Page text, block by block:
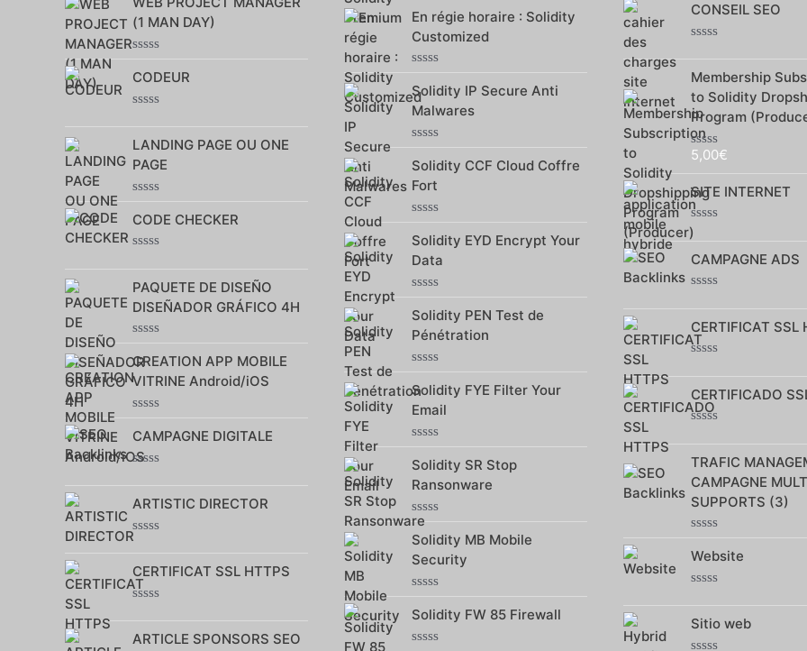
5
(1 MAN DAY)
0
5
CODEUR
sur
5
LANDING PAGE OU ONE
PAGE
0
5
CODE CHECKER
sur
5
PAQUETE DE DISEÑO
DISEÑADOR GRÁFICO 4H
0
sur
5
CREATION APP MOBILE
VITRINE Android/iOS
0
sur
5
CAMPAGNE DIGITALE
sur
ARTISTIC DIRECTOR
Note
sur
5
CERTIFICAT SSL HTTPS
sur
ARTICLE SPONSORS SEO
0
sur
5
En régie horaire : Solidity
Customized
0
sur
5
Solidity IP Secure Anti
Malwares
0
sur
5
Solidity CCF Cloud Coffre
Fort
0
sur
5
Solidity EYD Encrypt Your
Data
0
sur
5
Solidity PEN Test de
Pénétration
0
sur
5
Solidity FYE Filter Your
Email
0
sur
5
Solidity SR Stop
Ransonware
Note
0
sur
5
Solidity MB Mobile
Security
0
5
Solidity FW 85 Firewall
sur
CONSEIL SEO
sur
5
Membership
to Solidity
Program
Note
sur
5
5,00€
SITE INTERNET
Note
sur
CAMPAGNE ADS
sur
5
CERTIFICAT SSL
sur
5
CERTIFICADO
sur
5
TRAFIC
CAMPAGNE
SUPPORTS (3)
0
5
Website
sur
Sitio web